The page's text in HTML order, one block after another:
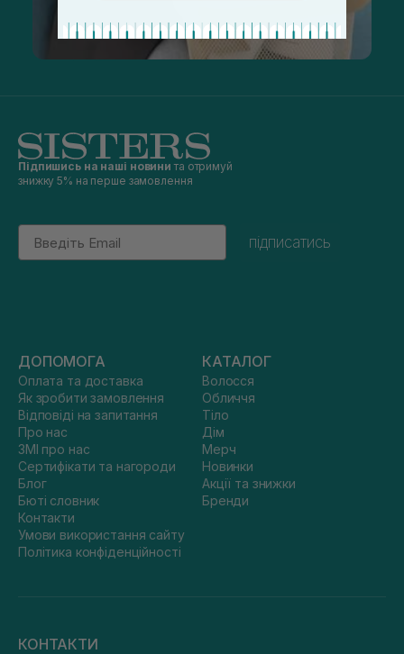
Підпишись на наші новини та отримуй
знижку 5% на перше замовлення
Email
підписатись
ДОПОМОГА
Оплата та доставка
Як зробити замовлення
Відповіді на запитання
Про нас
ЗМІ про нас
Сертифікати та нагороди
Блог
Бюті словник
Контакти
Умови використання сайту
Політика конфіденційності
КАТАЛОГ
Волосся
Обличчя
Тіло
Дім
Мерч
Новинки
Акції та знижки
Бренди
КОНТАКТИ